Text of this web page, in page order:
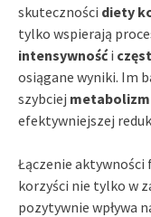
skuteczności diety
tylko wspierają
intensywnośći
osiągane wyniki. Im
szybciej metabolizm
efektywniejszej
Łączenie
korzyści nie tylko w
pozytywnie wpływa